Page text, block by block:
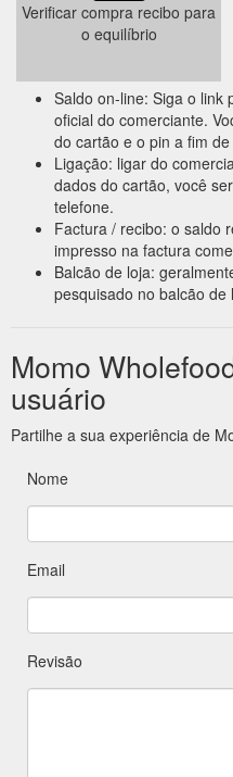
Verificar compra recibo para
o equilíbrio
Saldo on-line: Siga o link
oficial do comerciante.
do cartão e o pin a fim
Ligação: ligar do
dados do cartão, você
telefone.
Factura / recibo: o saldo
impresso na factura
Balcão de loja:
pesquisado no balcão de
Momo
usuário
Partilhe a sua experiência de
Nome
Email
Revisão